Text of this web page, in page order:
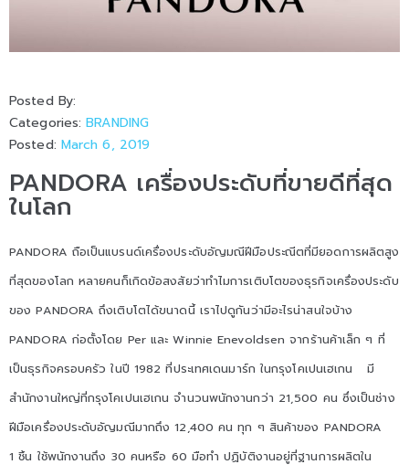
Posted By:
Categories:BRANDING
Posted: March 6, 2019
PANDORA เครื่องประดับที่ขายดีที่สุด
ในโลก
PANDORA ถือเป็นแบรนด์เครื่องประดับอัญมณีฝีมือประณีตที่มียอดการผลิตสูง
ที่สุดของโลก หลายคนก็เกิดข้อสงสัยว่าทำไมการเติบโตของธุรกิจเครื่องประดับ
ของ PANDORA ถึงเติบโตได้ขนาดนี้ เราไปดูกันว่ามีอะไรน่าสนใจบ้าง
PANDORA ก่อตั้งโดย Per และ Winnie Enevoldsen จากร้านค้าเล็ก ๆ ที่
เป็นธุรกิจครอบครัว ในปี 1982 ที่ประเทศเดนมาร์ก ในกรุงโคเปนเฮเกน มี
สำนักงานใหญ่ที่กรุงโคเปนเฮเกน จำนวนพนักงานกว่า 21,500 คน ซึ่งเป็นช่าง
ฝีมือเครื่องประดับอัญมณีมากถึง 12,400 คน ทุก ๆ สินค้าของ PANDORA
1 ชิ้น ใช้พนักงานถึง 30 คนหรือ 60 มือทำ ปฏิบัติงานอยู่ที่ฐานการผลิตใน